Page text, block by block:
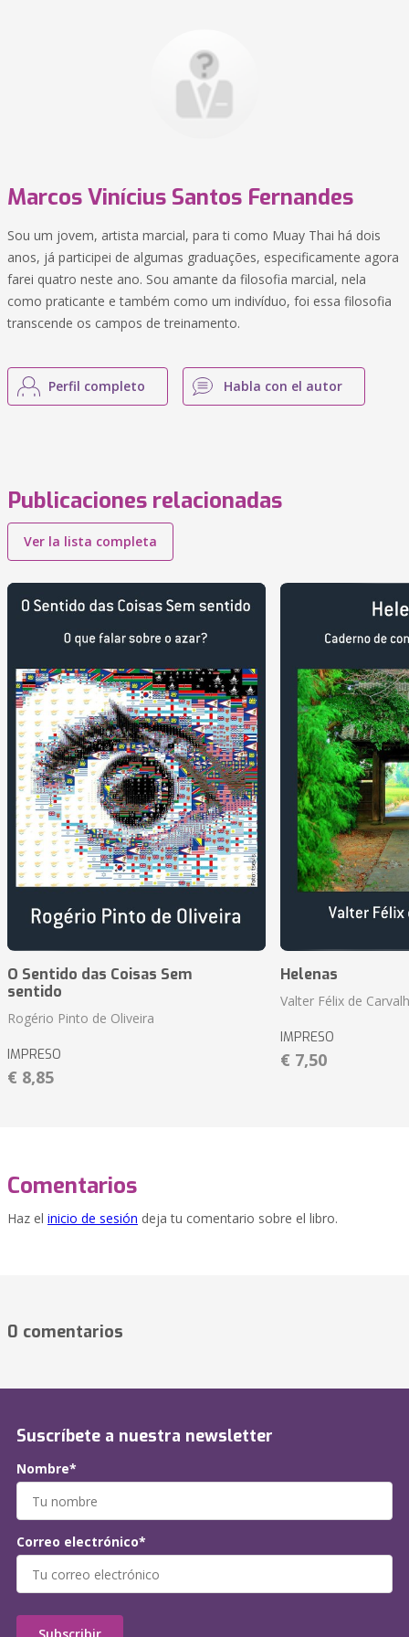
Marcos Vinícius Santos Fernandes
Sou um jovem, artista marcial, para ti como Muay Thai há dois
anos, já participei de algumas graduações, especificamente agora
farei quatro neste ano. Sou amante da filosofia marcial, nela
como praticante e também como um indivíduo, foi essa filosofia
transcende os campos de treinamento.
Perfil completo Habla con el autor
Publicaciones relacionadas
Ver la lista completa
O Sentido das Coisas Sem
sentido
Rogério Pinto de Oliveira
IMPRESO
€ 8,85
Helenas
Valter Félix de
IMPRESO
€ 7,50
Comentarios
Haz el inicio de sesión deja tu comentario sobre el libro.
0 comentarios
Suscríbete a nuestra newsletter
Nombre*
Correo electrónico*